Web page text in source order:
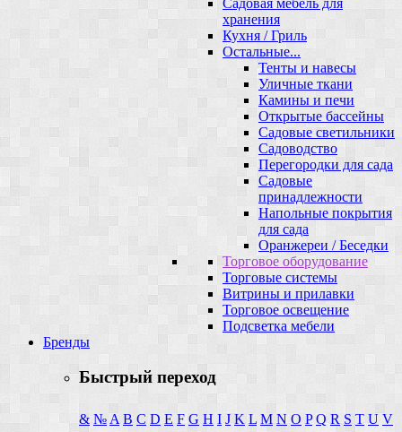
хранения
Кухня / Гриль
Остальные...
Тенты и навесы
Уличные ткани
Камины и печи
Открытые бассейны
Садовые светильники
Садоводство
Перегородки для сада
Садовые
принадлежности
Напольные покрытия
для сада
Оранжереи / Беседки
Торговое оборудование
Торговые системы
Витрины и прилавки
Торговое освещение
Подсветка мебели
Бренды
Быстрый переход
& № A B C D E F G H I J K L M N O P Q R S T U V